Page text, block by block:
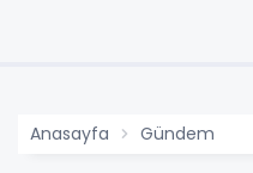
Anasayfa Gündem